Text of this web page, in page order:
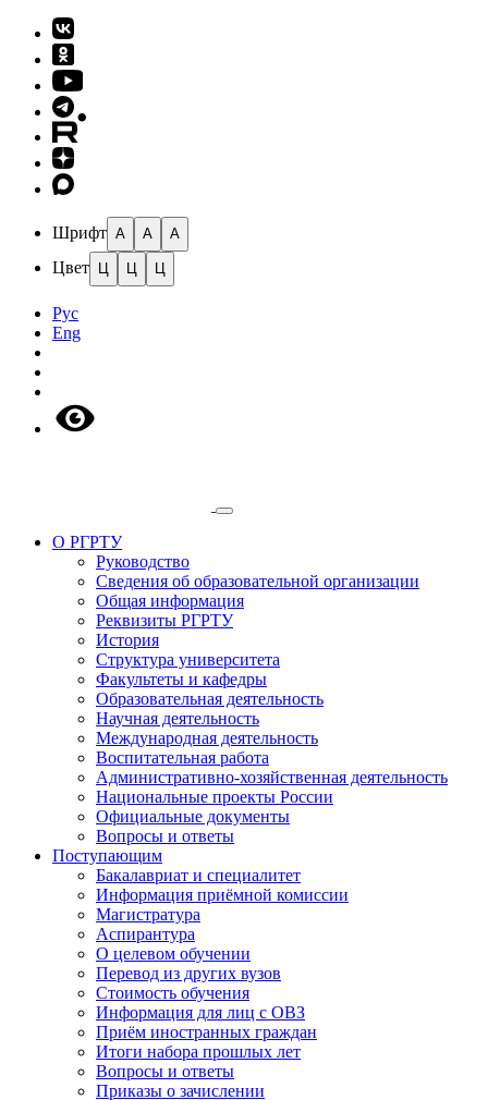
Шрифт A A A
Цвет Ц Ц Ц
Рус
Eng
О РГРТУ
Руководство
Сведения об образовательной организации
Общая информация
Реквизиты РГРТУ
История
Структура университета
Факультеты и кафедры
Образовательная деятельность
Научная деятельность
Международная деятельность
Воспитательная работа
Административно-хозяйственная деятельность
Национальные проекты России
Официальные документы
Вопросы и ответы
Поступающим
Бакалавриат и специалитет
Информация приёмной комиссии
Магистратура
Аспирантура
О целевом обучении
Перевод из других вузов
Стоимость обучения
Информация для лиц с ОВЗ
Приём иностранных граждан
Итоги набора прошлых лет
Вопросы и ответы
Приказы о зачислении